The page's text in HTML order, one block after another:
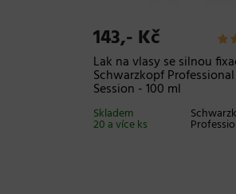
143,- Kč
Lak na vlasy se silnou
Schwarzkopf
Session - 100 ml
Skladem
20 a více ks